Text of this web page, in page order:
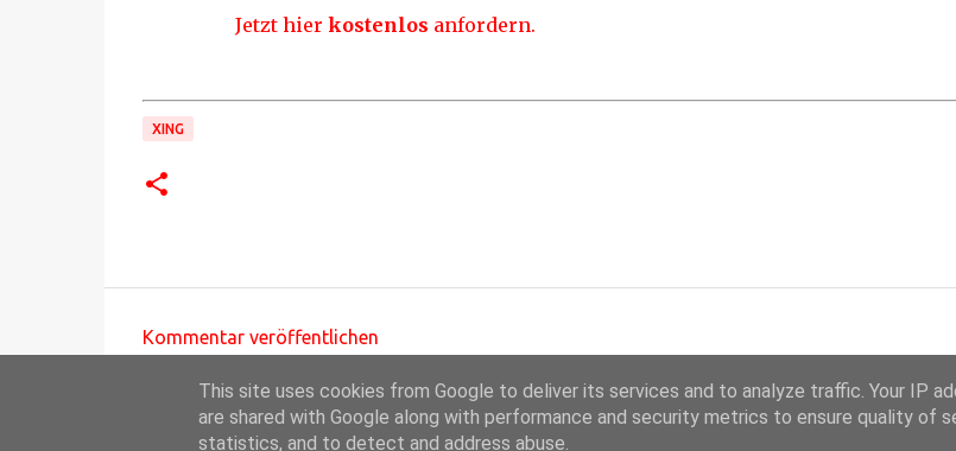
Jetzt hier kostenlos anfordern.
XING
Kommentar veröffentlichen
This site uses cookies from Google to deliver its services and to analyze traffic. Your IP
are shared with Google along with performance and security metrics to ensure quality of
statistics, and to detect and address abuse.